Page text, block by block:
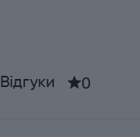
Відгуки 0